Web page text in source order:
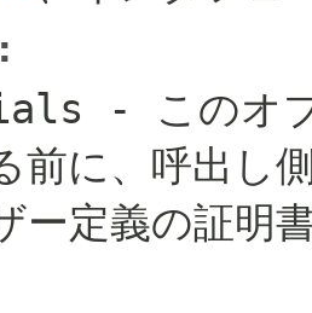
- このオ
前に、呼出し
ー定義の証明